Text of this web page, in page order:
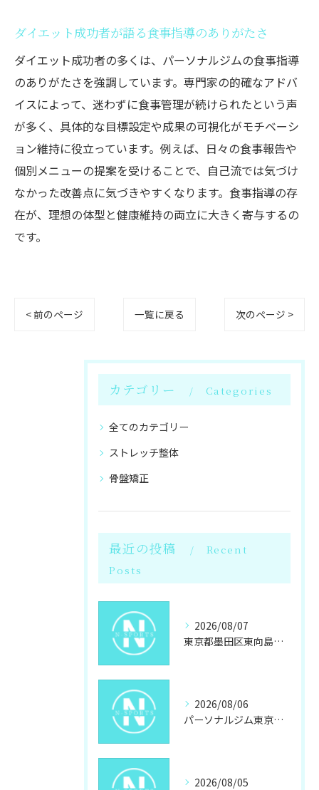
ダイエット成功者が語る食事指導のありがたさ
ダイエット成功者の多くは、パーソナルジムの食事指導
のありがたさを強調しています。専門家の的確なアドバ
イスによって、迷わずに食事管理が続けられたという声
が多く、具体的な目標設定や成果の可視化がモチベーシ
ョン維持に役立っています。例えば、日々の食事報告や
個別メニューの提案を受けることで、自己流では気づけ
なかった改善点に気づきやすくなります。食事指導の存
在が、理想の体型と健康維持の両立に大きく寄与するの
です。
< 前のページ 一覧に戻る 次のページ >
カテゴリー Categories
全てのカテゴリー
ストレッチ整体
骨盤矯正
最近の投稿
Recent
Posts
2026/08/07
東京都墨田区東向島で女性が選ぶパーソナルジムと岩盤浴のダイエット最新事情
2026/08/06
パーソナルジム東京都墨田区東向島駐車場あり自分に合うジム探しと通いやすさ
2026/08/05